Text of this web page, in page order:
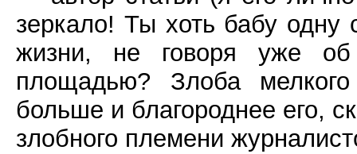
зеркало! Ты хоть бабу одну
жизни, не говоря уже
площадью? Злоба
больше и благороднее его,
злобного племени